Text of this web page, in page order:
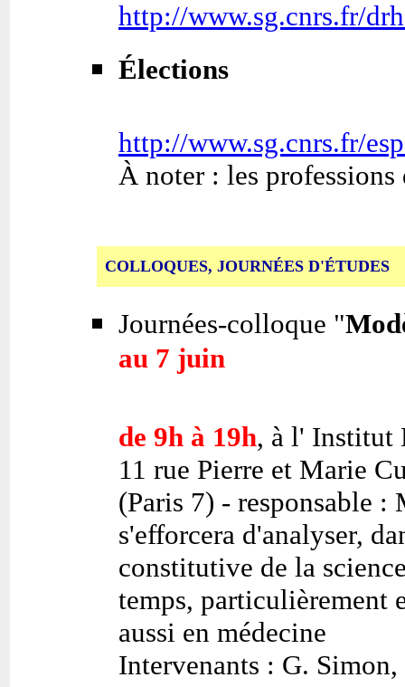
http://www.sg.cnrs.fr/
Élections
http://www.sg.cnrs.fr/
À noter : les
COLLOQUES, JOURNÉES D'ÉTUDES
Journées-colloque "
au 7 juin
de 9h à 19h, à l' Institut
11 rue Pierre et Marie
(Paris 7) - responsable
s'efforcera d'analyser,
constitutive de la
temps, particulièrement
aussi en médecine
Intervenants : G.